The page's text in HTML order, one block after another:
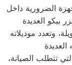
الضرورية داخل
وتعدد موديلاته
تتطلب الصيانة،